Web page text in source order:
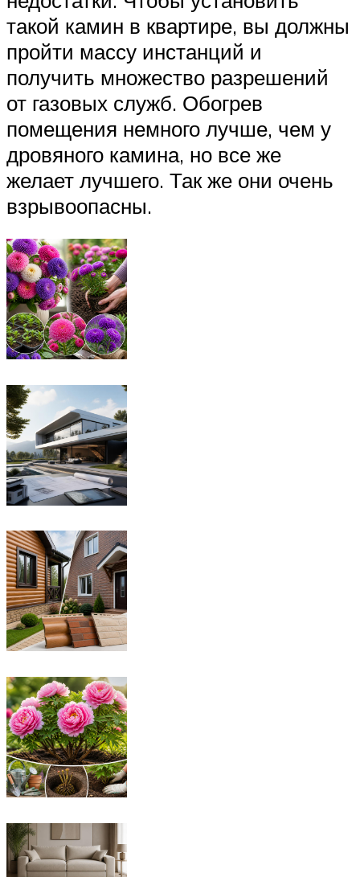
такой камин в квартире, вы должны
пройти массу инстанций и
получить множество разрешений
от газовых служб. Обогрев
помещения немного лучше, чем у
дровяного камина, но все же
желает лучшего. Так же они очень
взрывоопасны.